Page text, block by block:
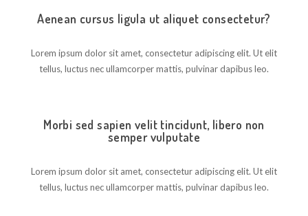
Aenean cursus ligula ut aliquet consectetur?
Lorem ipsum dolor sit amet, consectetur adipiscing elit. Ut elit
tellus, luctus nec ullamcorper mattis, pulvinar dapibus leo.
Morbi sed sapien velit tincidunt, libero non
semper vulputate
Lorem ipsum dolor sit amet, consectetur adipiscing elit. Ut elit
tellus, luctus nec ullamcorper mattis, pulvinar dapibus leo.